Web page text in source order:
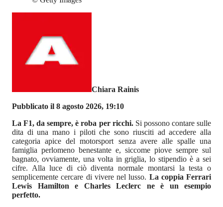
Chiara Rainis
Pubblicato il 8 agosto 2026, 19:10
La F1, da sempre, è roba per ricchi. Si possono contare sulle
dita di una mano i piloti che sono riusciti ad accedere alla
categoria apice del motorsport senza avere alle spalle una
famiglia perlomeno benestante e, siccome piove sempre sul
bagnato, ovviamente, una volta in griglia, lo stipendio è a sei
cifre. Alla luce di ciò diventa normale montarsi la testa o
semplicemente cercare di vivere nel lusso. La coppia Ferrari
Lewis Hamilton e Charles Leclerc ne è un esempio
perfetto.